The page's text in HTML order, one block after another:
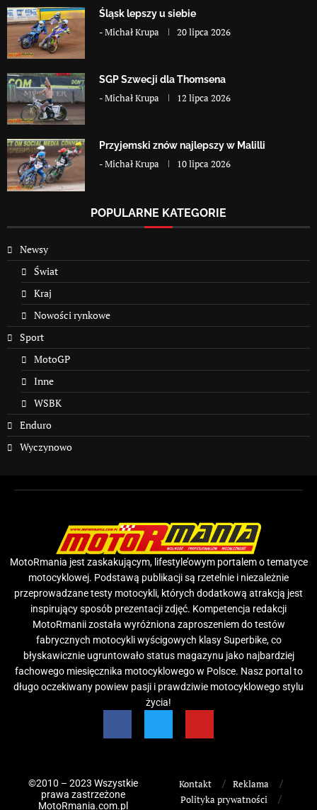
Śląsk lepszy u siebie
-Michał Krupa 20 lipca 2026
SGP Szwecji dla Thomsena
-Michał Krupa 12 lipca 2026
Przyjemski znów najlepszy w Malilli
-Michał Krupa 10 lipca 2026
POPULARNE KATEGORIE
Newsy
Świat
Kraj
Nowości rynkowe
Sport
MotoGP
Inne
WSBK
Enduro
Wyczynowo
MotoRmania jest zaskakującym, lifestyle’owym portalem o tematyce
motocyklowej. Podstawą publikacji są rzetelnie i niezależnie
przeprowadzane testy motocykli, których dodatkową atrakcją jest
inspirujący sposób prezentacji zdjęć. Kompetencja redakcji
MotoRmanii została wyróżniona zaproszeniem do testów
fabrycznych motocykli wyścigowych klasy Superbike, co
błyskawicznie ugruntowało status magazynu jako najbardziej
fachowego miesięcznika motocyklowego w Polsce. Nasz portal to
długo oczekiwany powiew pasji i prawdziwie motocyklowego stylu
życia!
©2010 – 2023 Wszystkie
prawa zastrzeżone
MotoRmania.com.pl
Kontakt
Reklama
Polityka prywatności